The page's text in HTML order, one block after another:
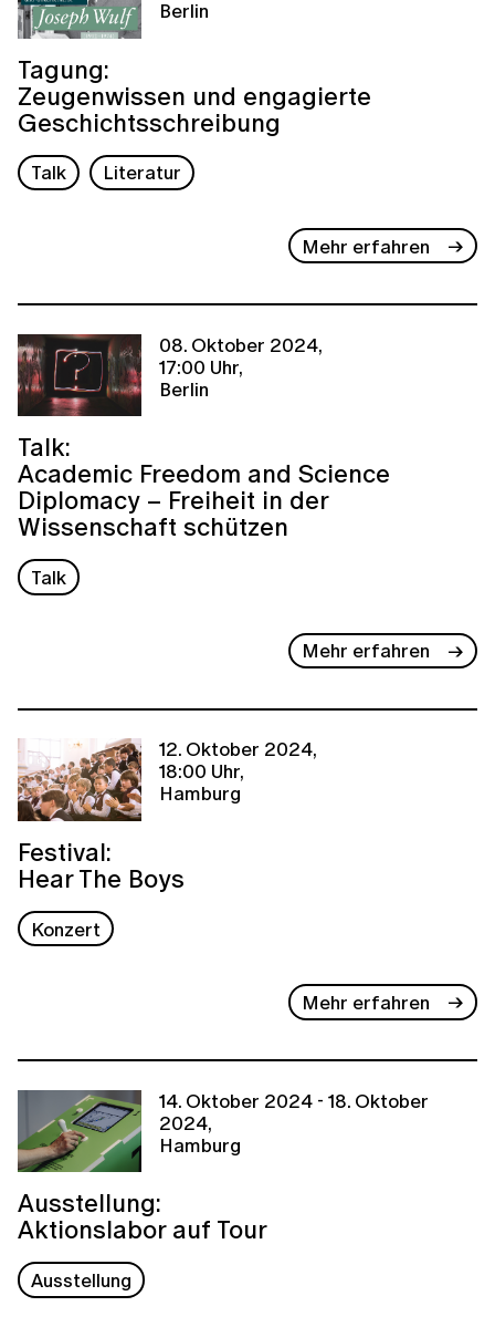
Berlin
Tagung:
Zeugenwissen und engagierte
Geschichtsschreibung
Talk Literatur
Mehr erfahren
08. Oktober 2024,
17:00 Uhr,
Berlin
Talk:
Academic Freedom and Science
Diplomacy – Freiheit in der
Wissenschaft schützen
Talk
Mehr erfahren
12. Oktober 2024,
18:00 Uhr,
Hamburg
Festival:
Hear The Boys
Konzert
Mehr erfahren
14. Oktober 2024 - 18. Oktober
2024,
Hamburg
Ausstellung:
Aktionslabor auf Tour
Ausstellung